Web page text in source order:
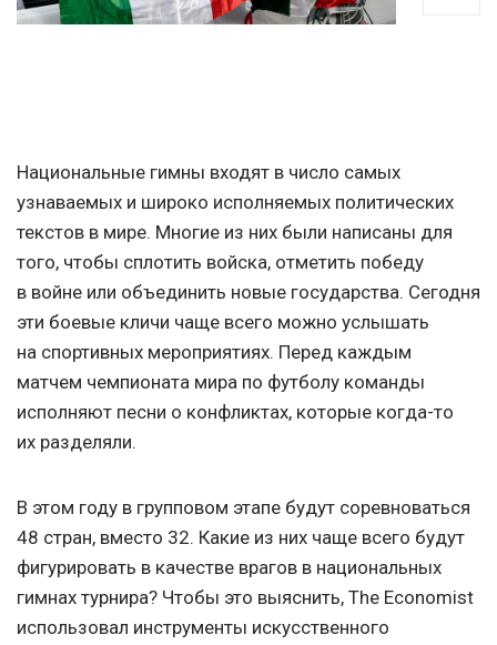
Национальные гимны входят в число самых
узнаваемых и широко исполняемых политических
текстов в мире. Многие из них были написаны для
того, чтобы сплотить войска, отметить победу
в войне или объединить новые государства. Сегодня
эти боевые кличи чаще всего можно услышать
на спортивных мероприятиях. Перед каждым
матчем чемпионата мира по футболу команды
исполняют песни о конфликтах, которые когда-то
их разделяли.
В этом году в групповом этапе будут соревноваться
48 стран, вместо 32. Какие из них чаще всего будут
фигурировать в качестве врагов в национальных
гимнах турнира? Чтобы это выяснить, The Economist
использовал инструменты искусственного